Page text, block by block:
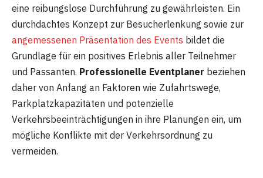
eine reibungslose Durchführung zu gewährleisten. Ein
durchdachtes Konzept zur Besucherlenkung sowie zur
angemessenen Präsentation des Events bildet die
Grundlage für ein positives Erlebnis aller Teilnehmer
und Passanten. Professionelle Eventplaner beziehen
daher von Anfang an Faktoren wie Zufahrtswege,
Parkplatzkapazitäten und potenzielle
Verkehrsbeeinträchtigungen in ihre Planungen ein, um
mögliche Konflikte mit der Verkehrsordnung zu
vermeiden.